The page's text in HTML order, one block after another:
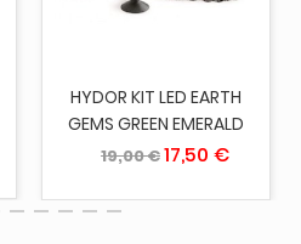
HYDOR KIT LED EARTH
GEMS GREEN EMERALD
19,00 €17,50 €